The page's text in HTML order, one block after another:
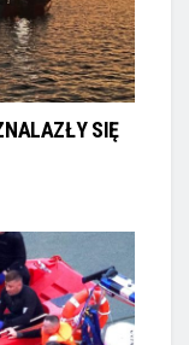
SIĘ